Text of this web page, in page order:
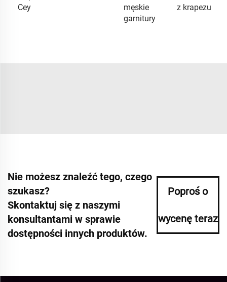
Cey
męskie
garnitury
z krapezu
Nie możesz znaleźć tego, czego
szukasz?
Skontaktuj się z naszymi
konsultantami w sprawie
dostępności innych produktów.
Poproś o
wycenę teraz